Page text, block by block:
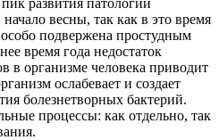
весны, так как в это время
подвержена простудным
время года недостаток
в организме человека приводит
ослабевает и создает
болезнетворных бактерий.
процессы: как отдельно, так